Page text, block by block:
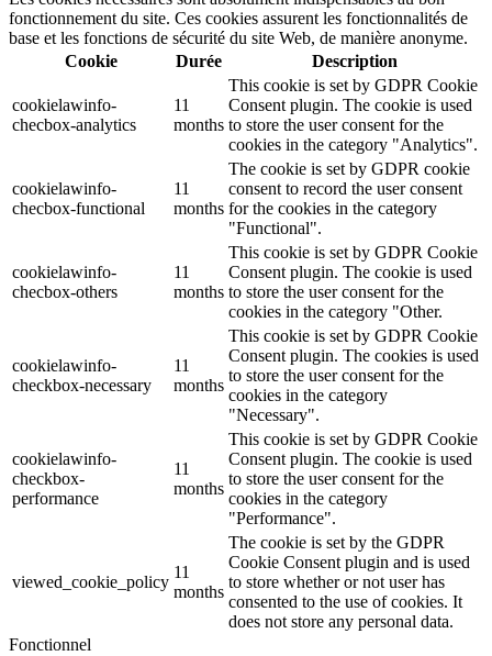
fonctionnement du site. Ces cookies assurent les fonctionnalités de
base et les fonctions de sécurité du site Web, de manière anonyme.
Cookie
Durée Description
cookielawinfo-
checbox-analytics
11
months
This cookie is set by GDPR Cookie
Consent plugin. The cookie is used
to store the user consent for the
cookies in the category "Analytics".
cookielawinfo-
checbox-functional
11
months
The cookie is set by GDPR cookie
consent to record the user consent
for the cookies in the category
"Functional".
cookielawinfo-
checbox-others
11
months
This cookie is set by GDPR Cookie
Consent plugin. The cookie is used
to store the user consent for the
cookies in the category "Other.
cookielawinfo-
checkbox-necessary
11
months
This cookie is set by GDPR Cookie
Consent plugin. The cookies is used
to store the user consent for the
cookies in the category
"Necessary".
cookielawinfo-
checkbox-
performance
11
months
This cookie is set by GDPR Cookie
Consent plugin. The cookie is used
to store the user consent for the
cookies in the category
"Performance".
viewed_cookie_policy
11
months
The cookie is set by the GDPR
Cookie Consent plugin and is used
to store whether or not user has
consented to the use of cookies. It
does not store any personal data.
Fonctionnel